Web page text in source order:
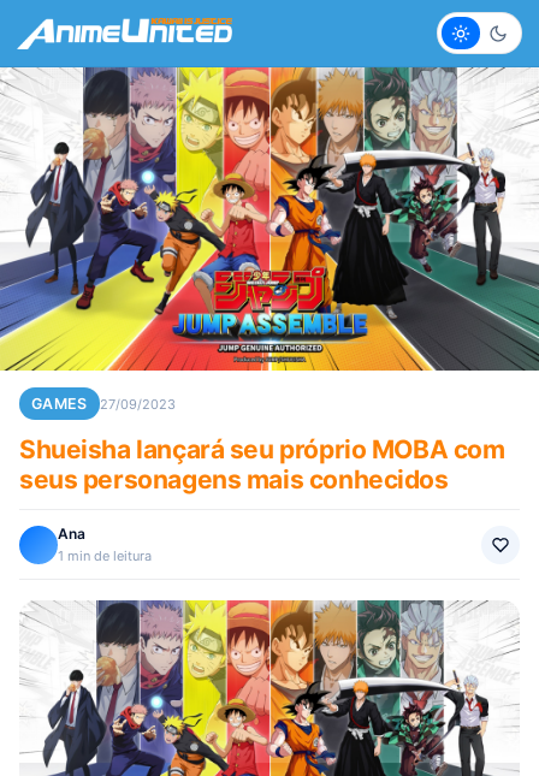
Claro
GAMES 27/09/2023
Shueisha lançará seu próprio MOBA com
seus personagens mais conhecidos
Ana
1 min de leitura